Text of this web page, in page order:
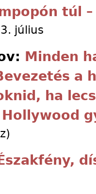
túl
július
Minden
a
ha
Hollywood